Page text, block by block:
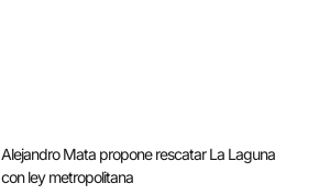
Alejandro Mata propone rescatar La Laguna
con ley metropolitana